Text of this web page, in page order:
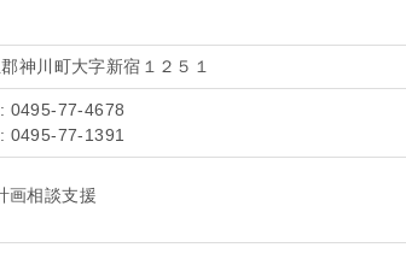
神川町大字新宿１２５１
0495-77-4678
0495-77-1391
画相談支援